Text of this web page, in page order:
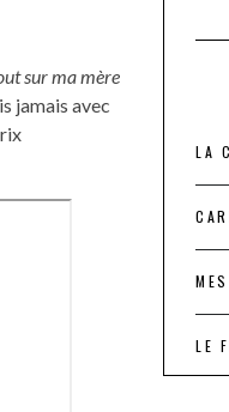
sur ma mère
jamais avec
LA
LE